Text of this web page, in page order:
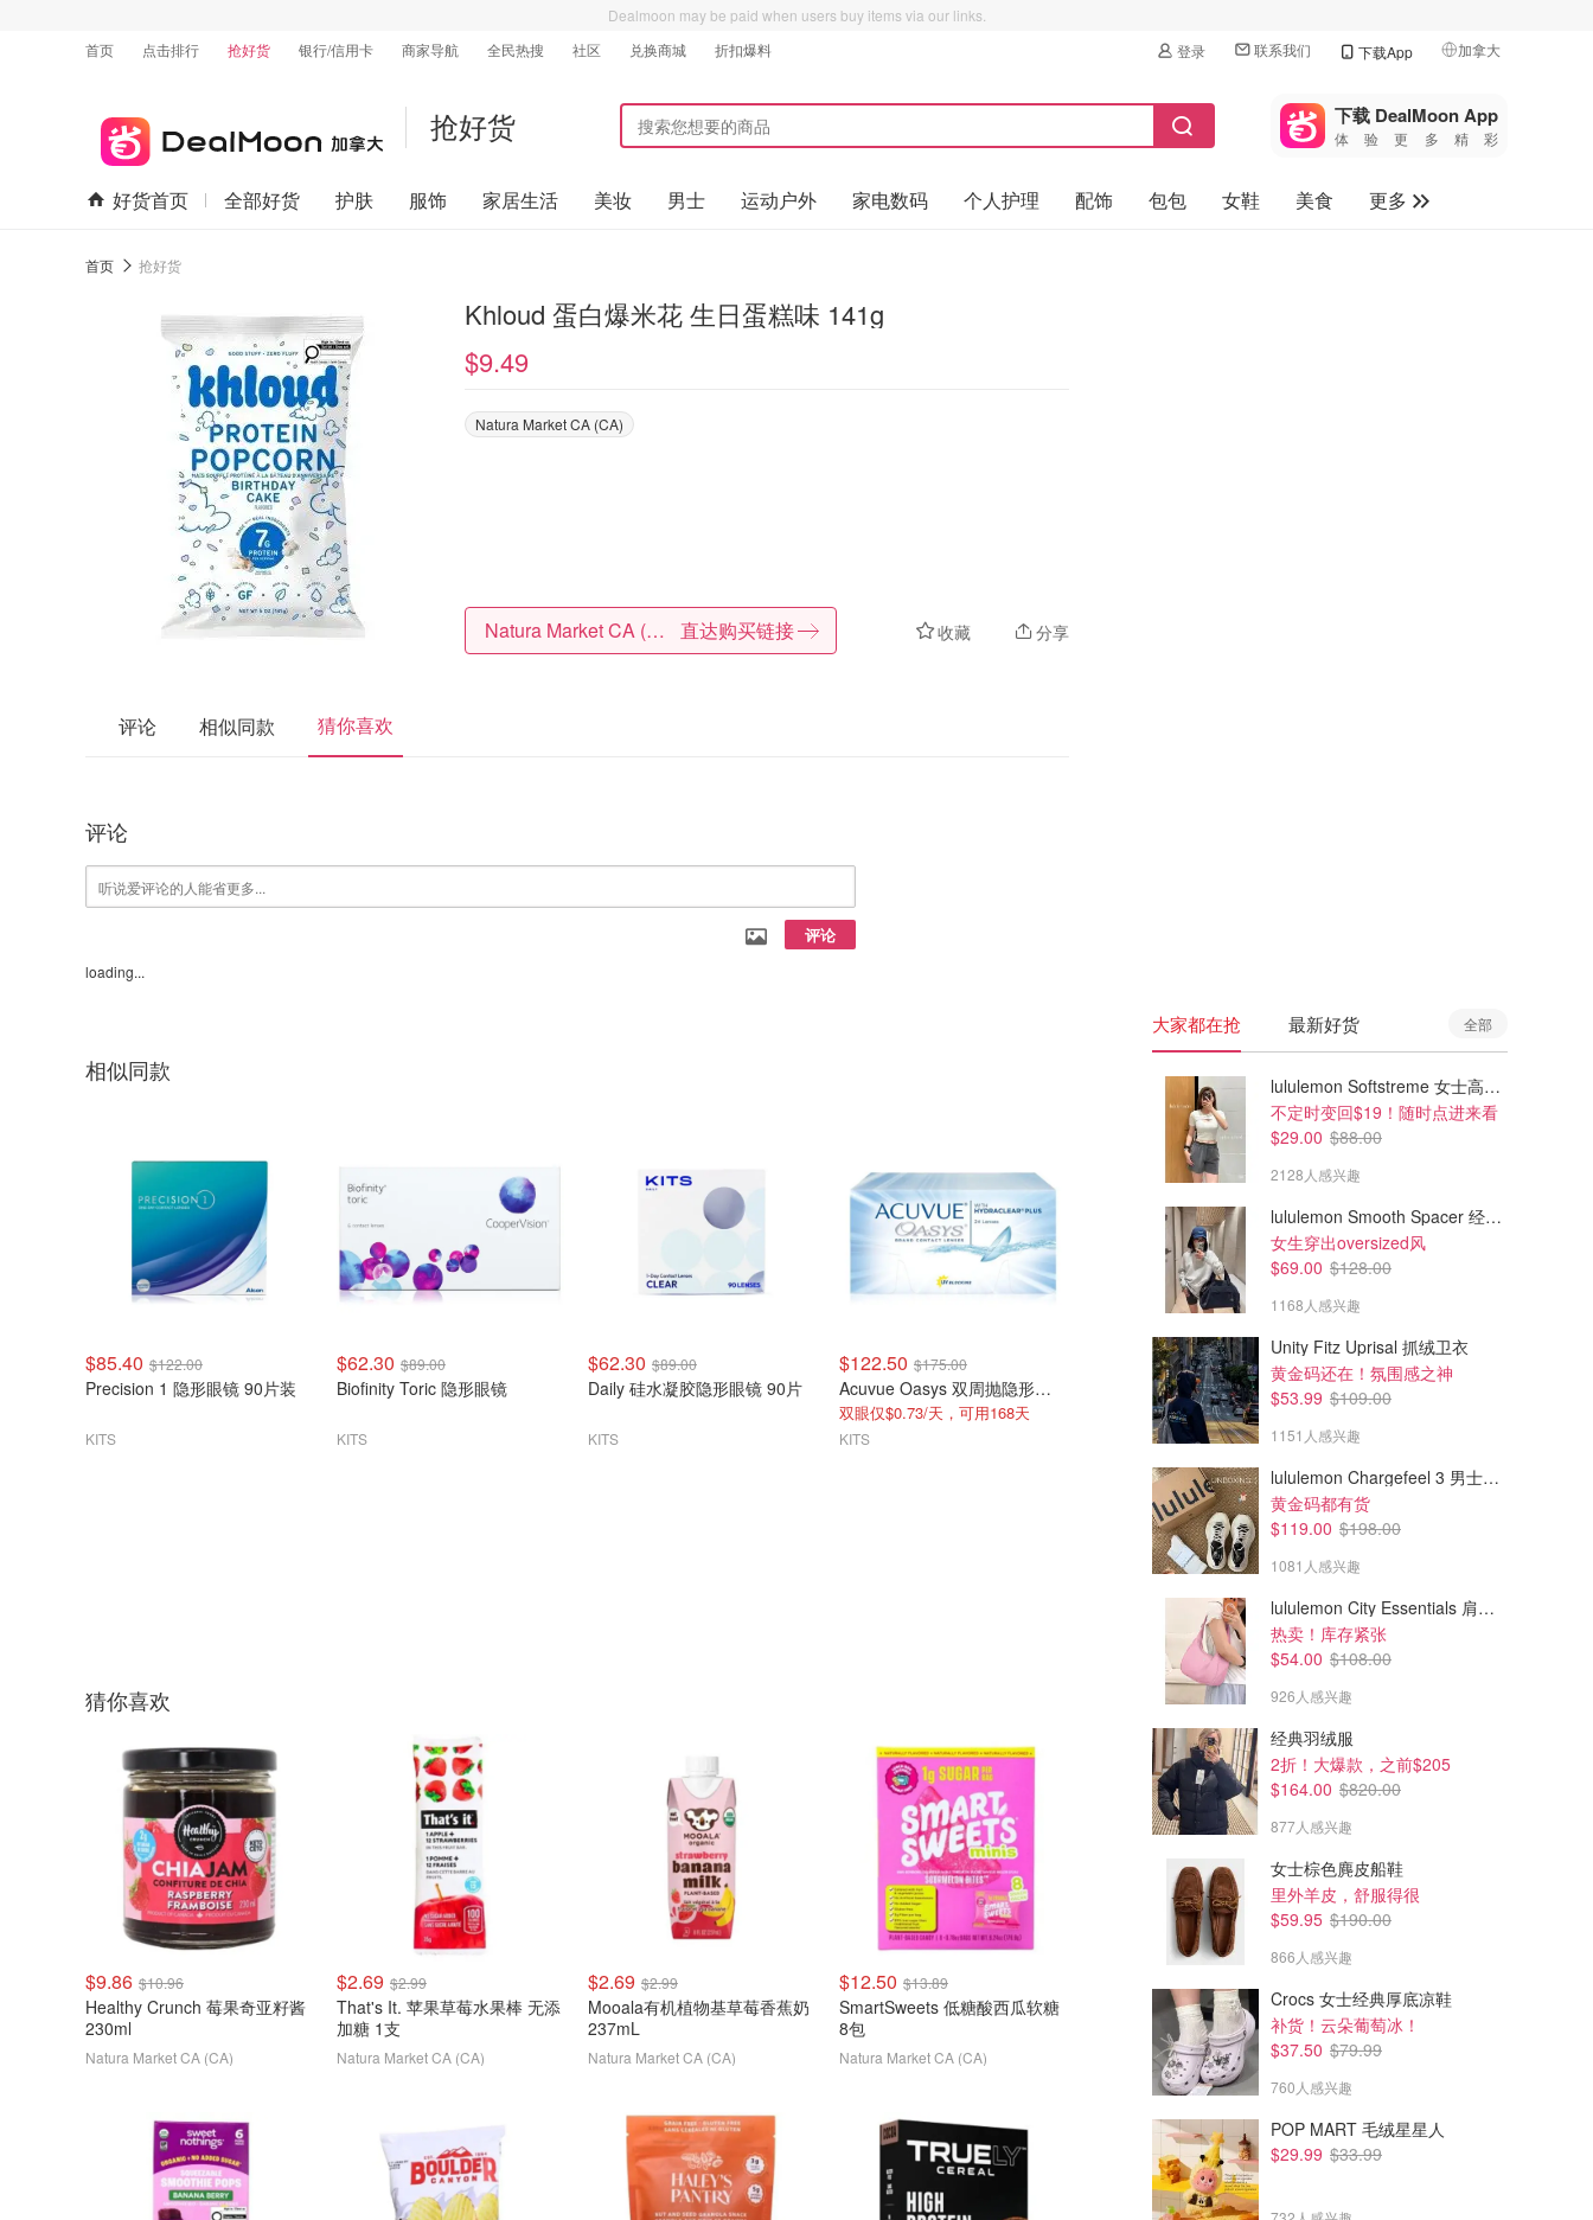
Dealmoon may be paid when users buy items via our links.
首页
点击排行 抢好货 银行/信用卡 商家导航 全民热搜 社区 兑换商城 折扣爆料 登录 联系我们 下载App 加拿大
🇺🇸
美国
🇨🇳中国
🇨🇦加拿大
抢好货 下载 DealMoon App
体验更多精彩
好货首页 全部好货 护肤 服饰 家居生活 美妆 男士 运动户外 家电数码 个人护理 配饰 包包 女鞋 美食
更多
首页 抢好货
Khloud 蛋白爆米花 生日蛋糕味 141g
$9.49
Natura Market CA (CA)
收藏 分享
Natura Market CA (CA) 直达购买链接
评论 相似同款 猜你喜欢
评论
评论
loading...
相似同款
$85.40 $122.00
Precision 1 隐形眼镜 90片装
KITS
$62.30 $89.00
Biofinity Toric 隐形眼镜
KITS
$62.30 $89.00
Daily 硅水凝胶隐形眼镜 90片
KITS
$122.50 $175.00
Acuvue Oasys 双周抛隐形眼镜 24片装
双眼仅$0.73/天，可用168天
KITS
$397.60 $568.00
Acuvue Oasys 1-Day 日抛隐
形眼镜 90片
$74.20 $106.00
Clariti 1 Day 日抛隐形眼镜 90
片
KITS
猜你喜欢
$9.86 $10.96
Healthy Crunch 莓果奇亚籽酱
230ml
Natura Market CA (CA)
$2.69 $2.99
That's It. 苹果草莓水果棒 无添
加糖 1支
Natura Market CA (CA)
$2.69 $2.99
Mooala有机植物基草莓香蕉奶
237mL
Natura Market CA (CA)
$12.50 $13.89
SmartSweets 低糖酸西瓜软糖
8包
Natura Market CA (CA)
大家都在抢 最新好货 全部
lululemon Softstreme 女士高腰短裤 10cm
不定时变回$19！随时点进来看
$29.00 $88.00
2128人感兴趣
lululemon Smooth Spacer 经典卫衣
女生穿出oversized风
$69.00 $128.00
1168人感兴趣
Unity Fitz Uprisal 抓绒卫衣
黄金码还在！氛围感之神
$53.99 $109.00
1151人感兴趣
lululemon Chargefeel 3 男士运动鞋
黄金码都有货
$119.00 $198.00
1081人感兴趣
lululemon City Essentials 肩背包 4L
热卖！库存紧张
$54.00 $108.00
926人感兴趣
经典羽绒服
2折！大爆款，之前$205
$164.00 $820.00
877人感兴趣
女士棕色麂皮船鞋
里外羊皮，舒服得很
$59.95 $190.00
866人感兴趣
Crocs 女士经典厚底凉鞋
补货！云朵葡萄冰！
$37.50 $79.99
760人感兴趣
POP MART 毛绒星星人
$29.99 $33.99